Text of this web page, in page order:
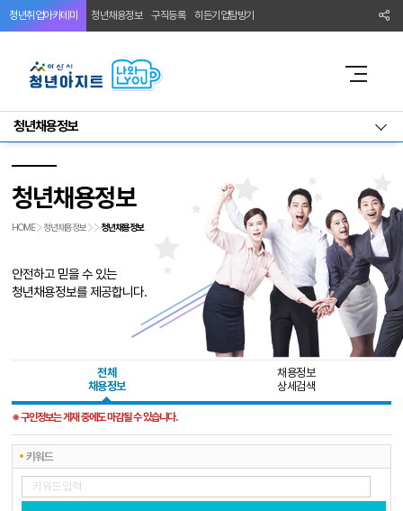
청년취업아카데미 청년채용정보 구직등록 히든기업탐방기
청년채용정보
청년채용정보
HOME 청년채용정보 청년채용정보
안전하고 믿을 수 있는
청년채용정보를 제공합니다.
전체
채용정보
채용정보
상세검색
※ 구인정보는 게재 중에도 마감될 수 있습니다.
키워드